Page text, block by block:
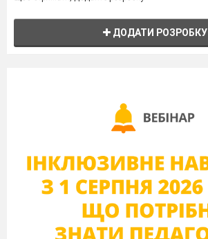
ДОДАТИ РОЗРОБКУ